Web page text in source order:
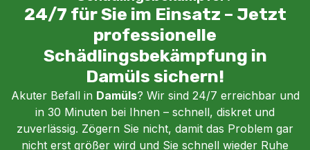
24/7 für Sie im Einsatz – Jetzt
professionelle
Schädlingsbekämpfung in
Damüls sichern!
Akuter Befall in Damüls? Wir sind 24/7 erreichbar und
in 30 Minuten bei Ihnen – schnell, diskret und
zuverlässig. Zögern Sie nicht, damit das Problem gar
nicht erst größer wird und Sie schnell wieder Ruhe